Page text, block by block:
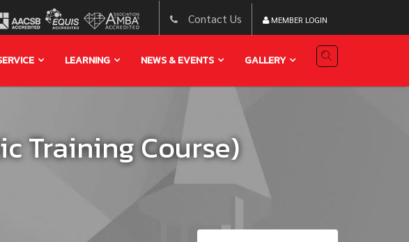
Contact Us MEMBER LOGIN
LEARNING NEWS & EVENTS GALLERY
Training Course)